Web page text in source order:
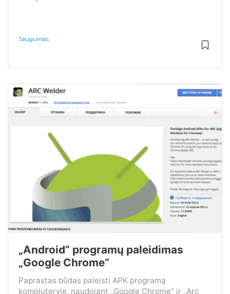
Saugumas
„Android“ programų paleidimas
„Google Chrome“
Paprastas būdas paleisti APK programą
kompiuteryje, naudojant „Google Chrome“ ir „Arc